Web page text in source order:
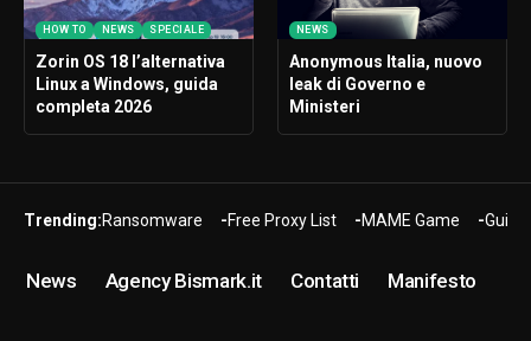
HOW TO NEWS SPECIALE
Zorin OS 18 l’alternativa
Linux a Windows, guida
completa 2026
NEWS
Anonymous Italia, nuovo
leak di Governo e
Ministeri
Trending:Ransomware Free Proxy List MAME Game Guide
News Agency Bismark.it Contatti Manifesto